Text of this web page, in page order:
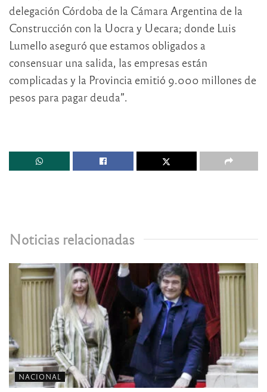
delegación Córdoba de la Cámara Argentina de la
Construcción con la Uocra y Uecara; donde Luis
Lumello aseguró que estamos obligados a
consensuar una salida, las empresas están
complicadas y la Provincia emitió 9.000 millones de
pesos para pagar deuda”.
Noticias relacionadas
NACIONAL